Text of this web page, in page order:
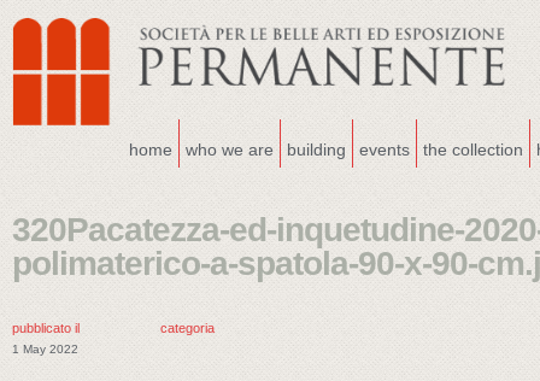
home who we are building events the collection
320Pacatezza-ed-inquetudine-
polimaterico-a-spatola-90-x-90-
pubblicato il
1 May 2022
categoria